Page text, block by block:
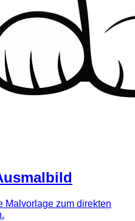
Malvorlage zum direkten